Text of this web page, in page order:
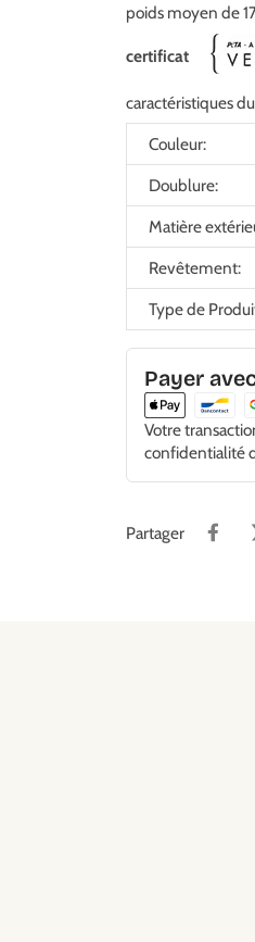
poids moyen de
certificat
caractéristiques
Couleur:
Doublure:
Matière
Revêtement:
Type de
Payer
Votre
confidentialité
Partager